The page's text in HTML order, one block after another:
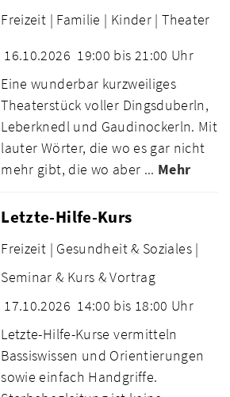
Freizeit | Familie | Kinder | Theater
16.10.2026 19:00 bis 21:00 Uhr
Eine wunderbar kurzweiliges
Theaterstück voller Dingsduberln,
Leberknedl und Gaudinockerln. Mit
lauter Wörter, die wo es gar nicht
mehr gibt, die wo aber ... Mehr
Letzte-Hilfe-Kurs
Freizeit | Gesundheit & Soziales |
Seminar & Kurs & Vortrag
17.10.2026 14:00 bis 18:00 Uhr
Letzte-Hilfe-Kurse vermitteln
Bassiswissen und Orientierungen
sowie einfach Handgriffe.